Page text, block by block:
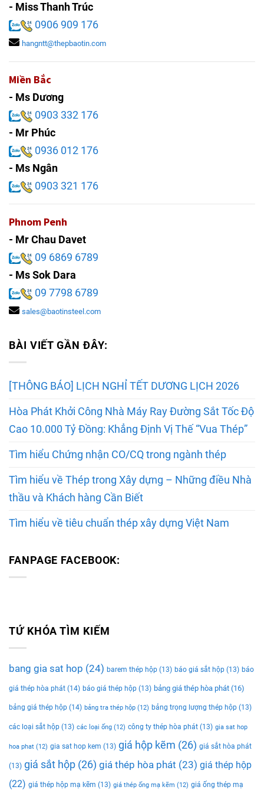
- Miss Thanh Trúc
0906 909 176
hangntt@thepbaotin.com
Miền Bắc
- Ms Dương
0903 332 176
- Mr Phúc
0936 012 176
- Ms Ngân
0903 321 176
Phnom Penh
- Mr Chau Davet
09 6869 6789
- Ms Sok Dara
09 7798 6789
sales@baotinsteel.com
BÀI VIẾT GẦN ĐÂY:
[THÔNG BÁO] LỊCH NGHỈ TẾT DƯƠNG LỊCH 2026
Hòa Phát Khởi Công Nhà Máy Ray Đường Sắt Tốc Độ
Cao 10.000 Tỷ Đồng: Khẳng Định Vị Thế “Vua Thép”
Tìm hiểu Chứng nhận CO/CQ trong ngành thép
Tìm hiểu về Thép trong Xây dựng – Những điều Nhà
thầu và Khách hàng Cần Biết
Tìm hiểu về tiêu chuẩn thép xây dựng Việt Nam
FANPAGE FACEBOOK:
TỨ KHÓA TÌM KIẾM
bang gia sat hop (24) barem thép hộp (13) báo giá sắt hộp (13) báo
giá thép hòa phát (14) báo giá thép hộp (13) bảng giá thép hòa phát (16)
bảng giá thép hộp (14) bảng tra thép hộp (12) bảng trọng lượng thép hộp (13)
các loại sắt hộp (13) các loại ống (12) công ty thép hòa phát (13) gia sat hop
hoa phat (12) gia sat hop kem (13) giá hộp kẽm (26) giá sắt hòa phát
(13) giá sắt hộp (26) giá thép hòa phát (23) giá thép hộp
(22) giá thép hộp mạ kẽm (13) giá thép ống mạ kẽm (12) giá ống thép mạ